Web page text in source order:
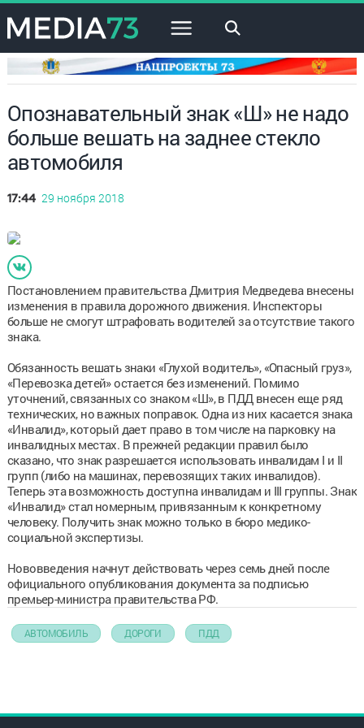
×
Опознавательный знак «Ш» не надо
больше вешать на заднее стекло
автомобиля
17:44 29 ноября 2018
Постановлением правительства Дмитрия Медведева внесены
изменения в правила дорожного движения. Инспекторы
больше не смогут штрафовать водителей за отсутствие такого
знака.
Обязанность вешать знаки «Глухой водитель», «Опасный груз»,
«Перевозка детей» остается без изменений. Помимо
уточнений, связанных со знаком «Ш», в ПДД внесен еще ряд
технических, но важных поправок. Одна из них касается знака
«Инвалид», который дает право в том числе на парковку на
инвалидных местах. В прежней редакции правил было
сказано, что знак разрешается использовать инвалидам I и II
групп (либо на машинах, перевозящих таких инвалидов).
Теперь эта возможность доступна инвалидам и III группы. Знак
«Инвалид» стал номерным, привязанным к конкретному
человеку. Получить знак можно только в бюро медико-
социальной экспертизы.
Нововведения начнут действовать через семь дней после
официального опубликования документа за подписью
премьер-министра правительства РФ.
АВТОМОБИЛЬ ДОРОГИ ПДД